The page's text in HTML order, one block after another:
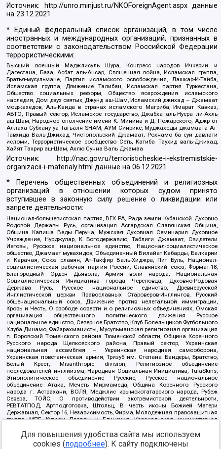
Источник: http://unro.minjust.ru/NKOForeignAgent.aspxданные
на23.12.2021
* Единый федеральный список организаций, в том числе
иностранных и международных организаций, признанных в
соответствии с законодательством Российской Федерации
террористическими:
Высший военный Маджлисуль Шура, Конгресс народов Ичкерии и
Дагестана, База, Асбат аль-Ансар, Священная война, Исламская группа,
Братья-мусульмане, Партия исламского освобождения, Лашкар-И-Тайба,
Исламская группа, Движение Талибан, Исламская партия Туркестана,
Общество социальных реформ, Общество возрождения исламского
наследия, Дом двух святых, Джунд аш-Шам, Исламский джихад – Джамаат
моджахедов, Аль-Каида в странах исламского Магриба, Имарат Кавказ,
АБТО, Правый сектор, Исламское государство, Джабха аль-Нусра ли-Ахль
аш-Шам, Народное ополчение имени К. Минина и Д. Пожарского, Аджр от
Аллаха Субхану уа Тагьаля SHAM, АУМ Синрике, Муджахеды джамаата Ат-
Тавхида Валь-Джихад, Чистопольский Джамаат, Рохнамо ба суи давлати
исломи, Террористическое сообщество Сеть, Катиба Таухид валь-Джихад,
Хайят Тахрир аш-Шам, Ахлю Сунна Валь Джамаа
Источник:
http://nac.gov.ru/terroristicheskie-i-ekstremistskie-
organizacii-i-materialy.html данные на06.12.2021
* Перечень общественных объединений и религиозных
организаций в отношении которых судом принято
вступившее в законную силу решение о ликвидации или
запрете деятельности:
Национал-большевистская партия, ВЕК РА, Рада земли Кубанской Духовно
Родовой Державы Русь, организация Асгардская Славянская Община,
Община Капища Веды Перуна, Мужская Духовная Семинария Духовное
Учреждение, Нурджулар, К Богодержавию, Таблиги Джамаат, Свидетели
Иеговы, Русское национальное единство, Национал-социалистическое
общество, Джамаат мувахидов, Объединенный Вилайат Кабарды, Балкарии
и Карачая, Союз славян, Ат-Такфир Валь-Хиджра, Пит Буль, Национал-
социалистическая рабочая партия России, Славянский союз, Формат-18,
Благородный Орден Дьявола, Армия воли народа, Национальная
Социалистическая Инициатива города Череповца, Духовно-Родовая
Держава Русь, Русское национальное единство, Древнерусской
Инглистической церкви Православных Староверов-Инглингов, Русский
общенациональный союз, Движение против нелегальной иммиграции,
Кровь и Честь, О свободе совести и о религиозных объединениях, Омская
организация общественного политического движения Русское
национальное единство, Северное Братство, Клуб Болельщиков Футбольного
Клуба Динамо, Файзрахманисты, Мусульманская религиозная организация
п. Боровский Тюменского района Тюменской области, Община Коренного
Русского народа Щелковского района, Правый сектор, Украинская
национальная ассамблея – Украинская народная самооборона,
Украинская повстанческая армия, Тризуб им. Степана Бандеры, Братство,
Белый Крест, Misanthropic division, Религиозное объединение
последователей инглиизма, Народная Социальная Инициатива, TulaSkins,
Этнополитическое объединение Русские, Русское национальное
объединение Атака, Мечеть Мирмамеда, Община Коренного Русского
народа г. Астрахани, ВОЛЯ, Меджлис крымскотатарского народа, Рубеж
Севера, ТОЙС, О противодействии экстремистской деятельности,
РЕВТАТПОД, Артподготовка, Штольц, В честь иконы Божией Матери
Державная, Сектор 16, Независимость, Фирма, Молодежная правозащитная
группа МПГ, Курсом Правды и Единения, Каракольская инициативная
Благотворительный пансионат Ак Умут, Русская республика Русь,
Арестантское уголовное единство, Башкорт, Нация и свобода, W.H.С., Фалунь
Дафа, Иртыш Ultras, Русский Патриотический клуб-Новокузнецк/РПК,
Для повышения удобства сайта мы используем
cookies (подробнее). К сайту подключены